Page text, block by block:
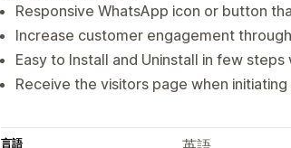
Responsive WhatsApp icon or button
Increase customer engagement
Easy to Install and Uninstall in few
Receive the visitors page when
言語